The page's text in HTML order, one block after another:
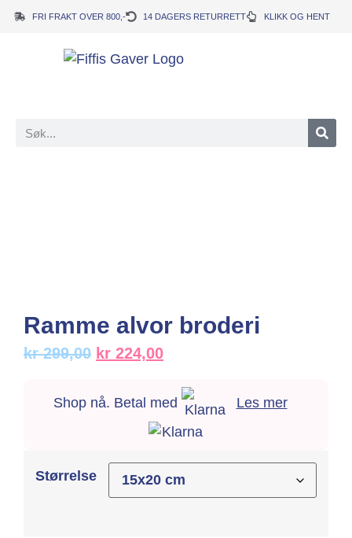
FRI FRAKT OVER 800,- 14 DAGERS RETURRETT KLIKK OG HENT
Ramme alvor broderi
kr299,00 kr 224,00
Shop nå. Betal med Les mer
Størrelse